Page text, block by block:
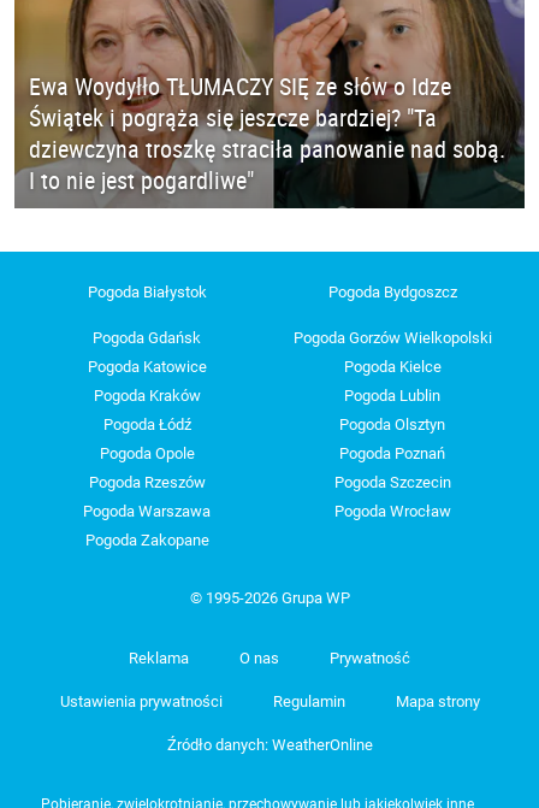
Ewa Woydyłło TŁUMACZY SIĘ ze słów o Idze
Świątek i pogrąża się jeszcze bardziej? "Ta
dziewczyna troszkę straciła panowanie nad sobą.
I to nie jest pogardliwe"
Pogoda Białystok Pogoda Bydgoszcz
Pogoda Gdańsk
Pogoda Gorzów Wielkopolski
Pogoda Katowice
Pogoda Kielce
Pogoda Kraków
Pogoda Lublin
Pogoda Łódź
Pogoda Olsztyn
Pogoda Opole
Pogoda Poznań
Pogoda Rzeszów
Pogoda Szczecin
Pogoda Warszawa
Pogoda Wrocław
Pogoda Zakopane
© 1995-2026 Grupa WP
Reklama O nas Prywatność
Ustawienia prywatności Regulamin Mapa strony
Źródło danych: WeatherOnline
Pobieranie, zwielokrotnianie, przechowywanie lub jakiekolwiek inne